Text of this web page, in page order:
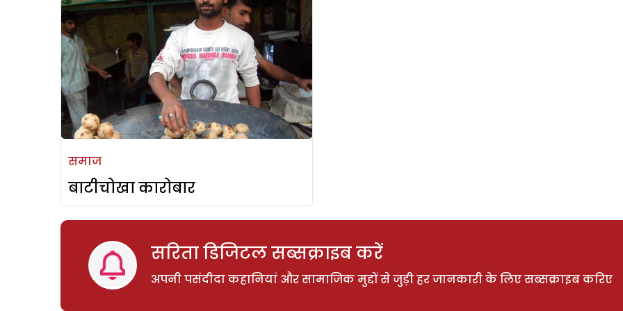
समाज
बाटीचोखा कारोबार
सरिता डिजिटल सब्सक्राइब करें
अपनी पसंदीदा कहानियां और सामाजिक मुद्दों से जुड़ी हर जानकारी के लिए सब्सक्राइब करिए